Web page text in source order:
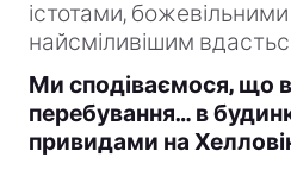
істотами,
найсміливішим
Ми сподіваємося, що
перебування… в
привидами на